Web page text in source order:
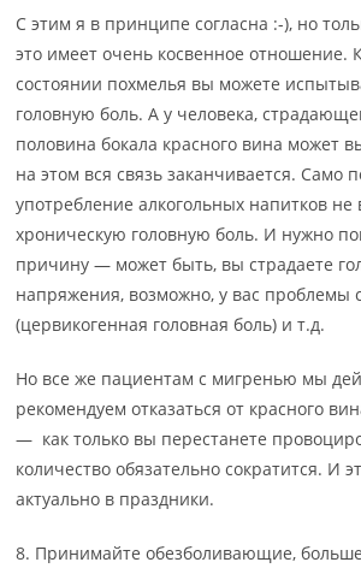
С этим я в принципе согласна :-), но
это имеет очень косвенное отношение.
состоянии похмелья вы можете
головную боль. А у человека,
половина бокала красного вина может
на этом вся связь заканчивается. Само
употребление алкогольных напитков
хроническую головную боль. И нужно
причину — может быть, вы страдаете
напряжения, возможно, у вас проблемы
(цервикогенная головная боль) и т.д.
Но все же пациентам с мигренью мы
рекомендуем отказаться от красного
— как только вы перестанете
количество обязательно сократится. И
актуально в праздники.
8. Принимайте обезболивающие,